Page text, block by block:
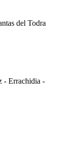
del Todra
- Errachidia -